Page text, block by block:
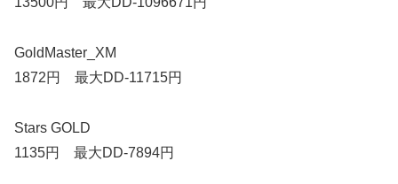
GoldMaster_XM
1872円 最大DD-11715円
Stars GOLD
1135円 最大DD-7894円